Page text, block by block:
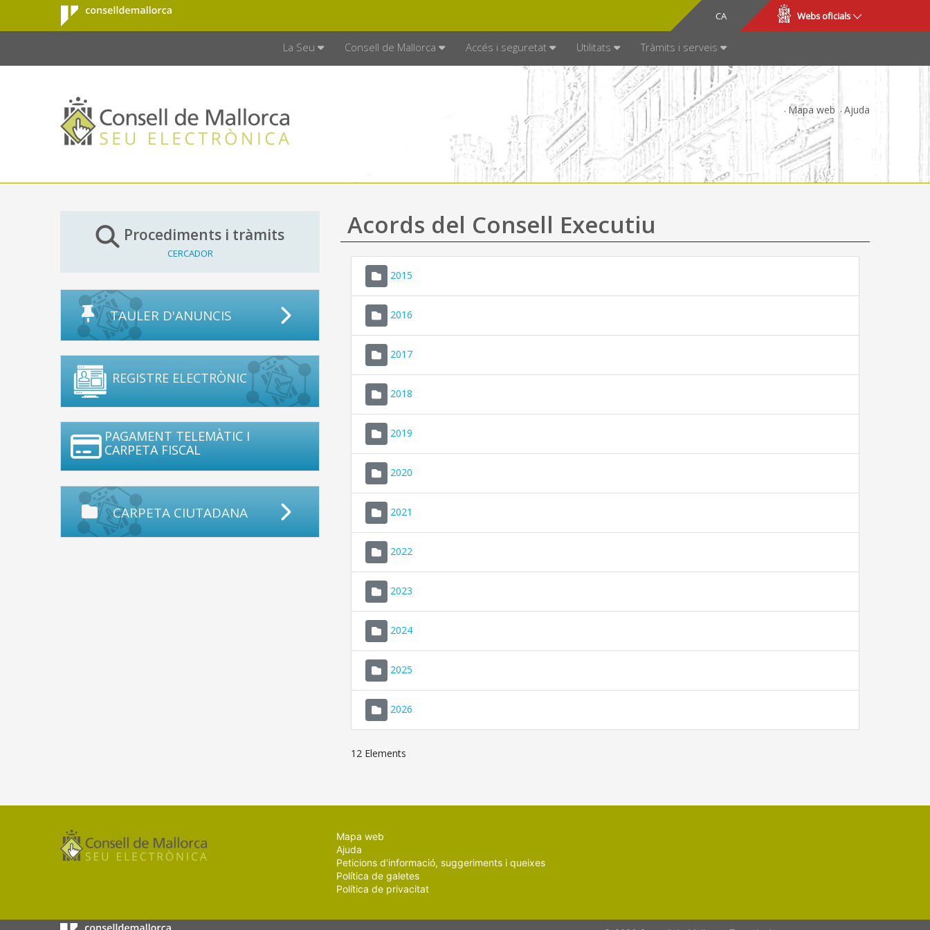
Salta al contingut principal
Consell de
Mallorca
CA
ES Webs oficials
La Seu Consell de Mallorca Accés i seguretat Utilitats Tràmits i serveis
Mapa web Ajuda
Procediments i tràmits
CERCADOR
TAULER D'ANUNCIS
REGISTRE ELECTRÒNIC
PAGAMENT TELEMÀTIC I
CARPETA FISCAL
CARPETA CIUTADANA
Acords del Consell Executiu
2015
2016
2017
2018
2019
2020
2021
2022
2023
2024
2025
2026
12 Elements
Mapa web
Ajuda
Peticions d'informació, suggeriments i queixes
Política de galetes
Política de privacitat